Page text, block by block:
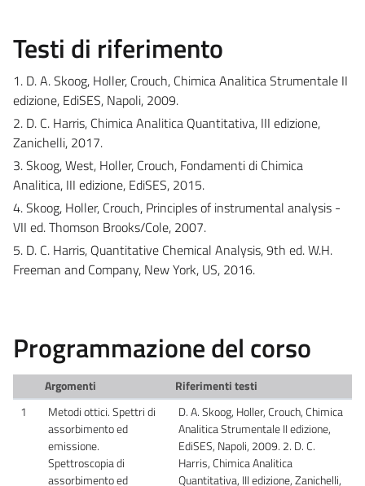
Testi di riferimento
1. D. A. Skoog, Holler, Crouch, Chimica Analitica Strumentale II
edizione, EdiSES, Napoli, 2009.
2. D. C. Harris, Chimica Analitica Quantitativa, III edizione,
Zanichelli, 2017.
3. Skoog, West, Holler, Crouch, Fondamenti di Chimica
Analitica, III edizione, EdiSES, 2015.
4. Skoog, Holler, Crouch, Principles of instrumental analysis -
VII ed. Thomson Brooks/Cole, 2007.
5. D. C. Harris, Quantitative Chemical Analysis, 9th ed. W.H.
Freeman and Company, New York, US, 2016.
Programmazione del corso
Argomenti
Riferimenti testi
1
Metodi ottici. Spettri di
assorbimento ed
emissione.
Spettroscopia di
assorbimento ed
D. A. Skoog, Holler, Crouch, Chimica
Analitica Strumentale II edizione,
EdiSES, Napoli, 2009. 2. D. C.
Harris, Chimica Analitica
Quantitativa, III edizione, Zanichelli,